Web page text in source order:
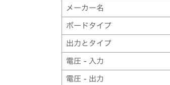
メーカー名
ボードタイプ
出力とタイプ
電圧 - 入力
電圧 - 出力